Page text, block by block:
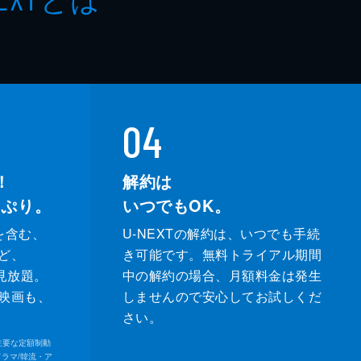
！
り。
む、
題。
も、
な定額制動
マ/韓流・ア
04
解約は
いつでもOK。
U-NEXTの解約は、いつでも手続
き可能です。無料トライアル期間
中の解約の場合、月額料金は発生
しませんので安心してお試しくだ
さい。